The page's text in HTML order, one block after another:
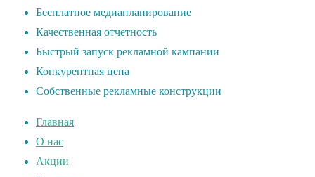
Бесплатное медиапланирование
Качественная отчетность
Быстрый запуск рекламной кампании
Конкурентная цена
Собственные рекламные конструкции
Главная
О нас
Акции